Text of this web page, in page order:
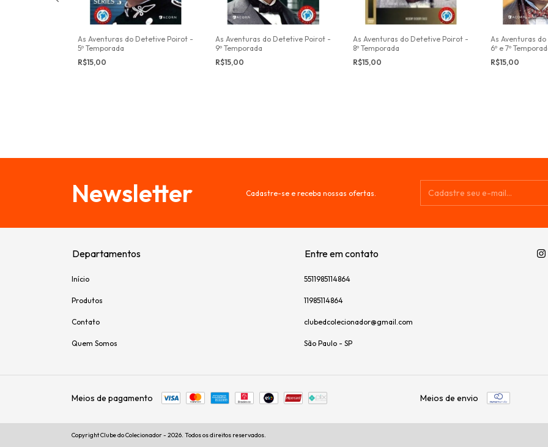
As Aventuras do Detetive Poirot -
5º Temporada
R$15,00
As Aventuras do Detetive Poirot -
9º Temporada
R$15,00
As Aventuras do Detetive Poirot -
8º Temporada
R$15,00
As Aventuras
6º e 7º
R$15,00
Newsletter Cadastre-se e receba nossas ofertas.
Departamentos
Início
Produtos
Contato
Quem Somos
Entre em contato
5511985114864
11985114864
clubedcolecionador@gmail.com
São Paulo - SP
Meios de pagamento Meios de envio
Copyright Clube do Colecionador - 2026. Todos os direitos reservados.